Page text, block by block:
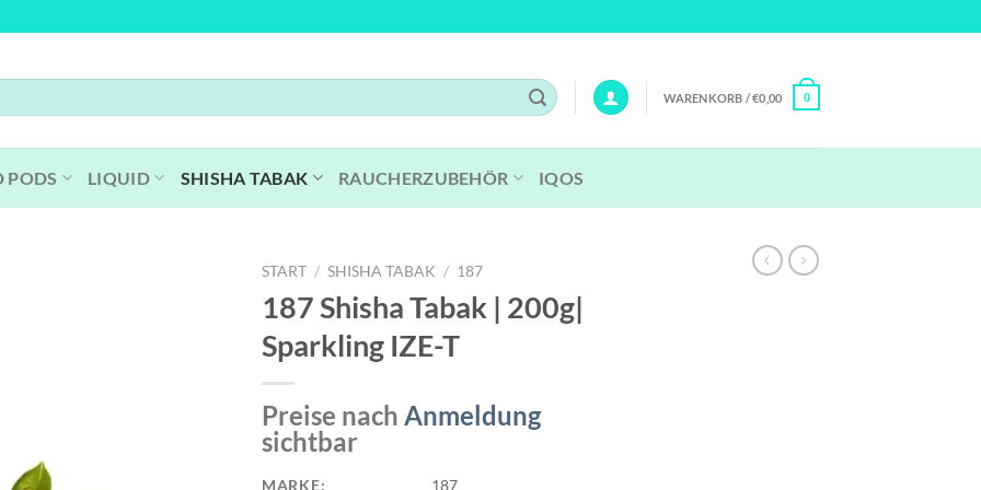
WARENKORB /€0,00 0
PODS LIQUID SHISHA TABAK RAUCHERZUBEHÖR IQOS
START / SHISHA TABAK / 187
187 Shisha Tabak | 200g|
Sparkling IZE-T
Preise nach Anmeldung
sichtbar
MARKE:
187